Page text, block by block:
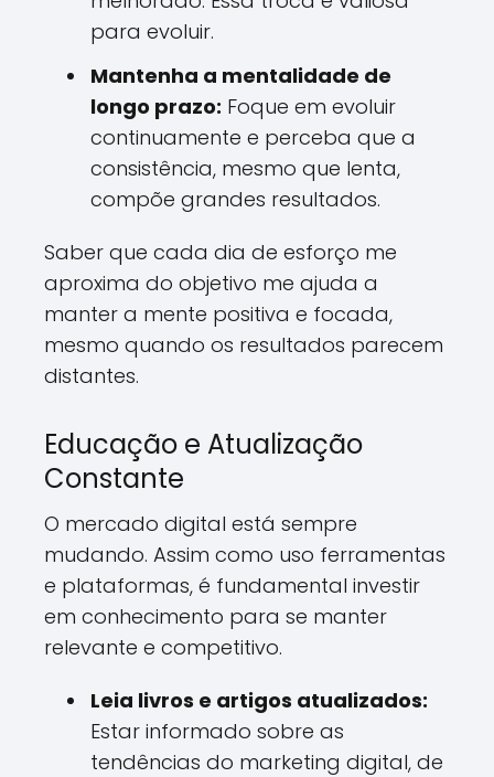
para evoluir.
Mantenha a mentalidade de
longo prazo: Foque em evoluir
continuamente e perceba que a
consistência, mesmo que lenta,
compõe grandes resultados.
Saber que cada dia de esforço me
aproxima do objetivo me ajuda a
manter a mente positiva e focada,
mesmo quando os resultados parecem
distantes.
Educação e Atualização
Constante
O mercado digital está sempre
mudando. Assim como uso ferramentas
e plataformas, é fundamental investir
em conhecimento para se manter
relevante e competitivo.
Leia livros e artigos atualizados:
Estar informado sobre as
tendências do marketing digital, de